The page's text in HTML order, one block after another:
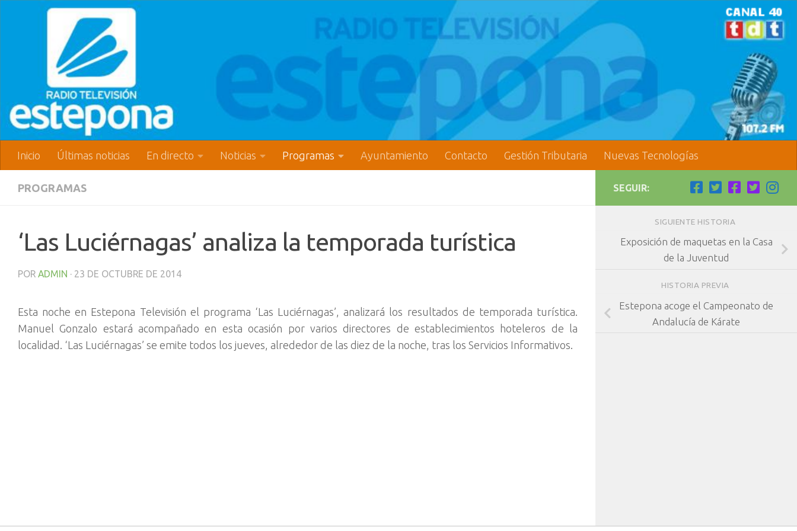
Inicio Últimas noticias En directo Noticias Programas Ayuntamiento Contacto Gestión Tributaria Nuevas Tecnologías
PROGRAMAS
‘Las Luciérnagas’ analiza la temporada turística
POR ADMIN · 23 DE OCTUBRE DE 2014
Esta noche en Estepona Televisión el programa ‘Las Luciérnagas’, analizará los resultados de temporada turística.
Manuel Gonzalo estará acompañado en esta ocasión por varios directores de establecimientos hoteleros de la
localidad. ‘Las Luciérnagas’ se emite todos los jueves, alrededor de las diez de la noche, tras los Servicios Informativos.
SEGUIR:
SIGUIENTE HISTORIA
Exposición de maquetas en la Casa
de la Juventud
HISTORIA PREVIA
Estepona acoge el Campeonato de
Andalucía de Kárate